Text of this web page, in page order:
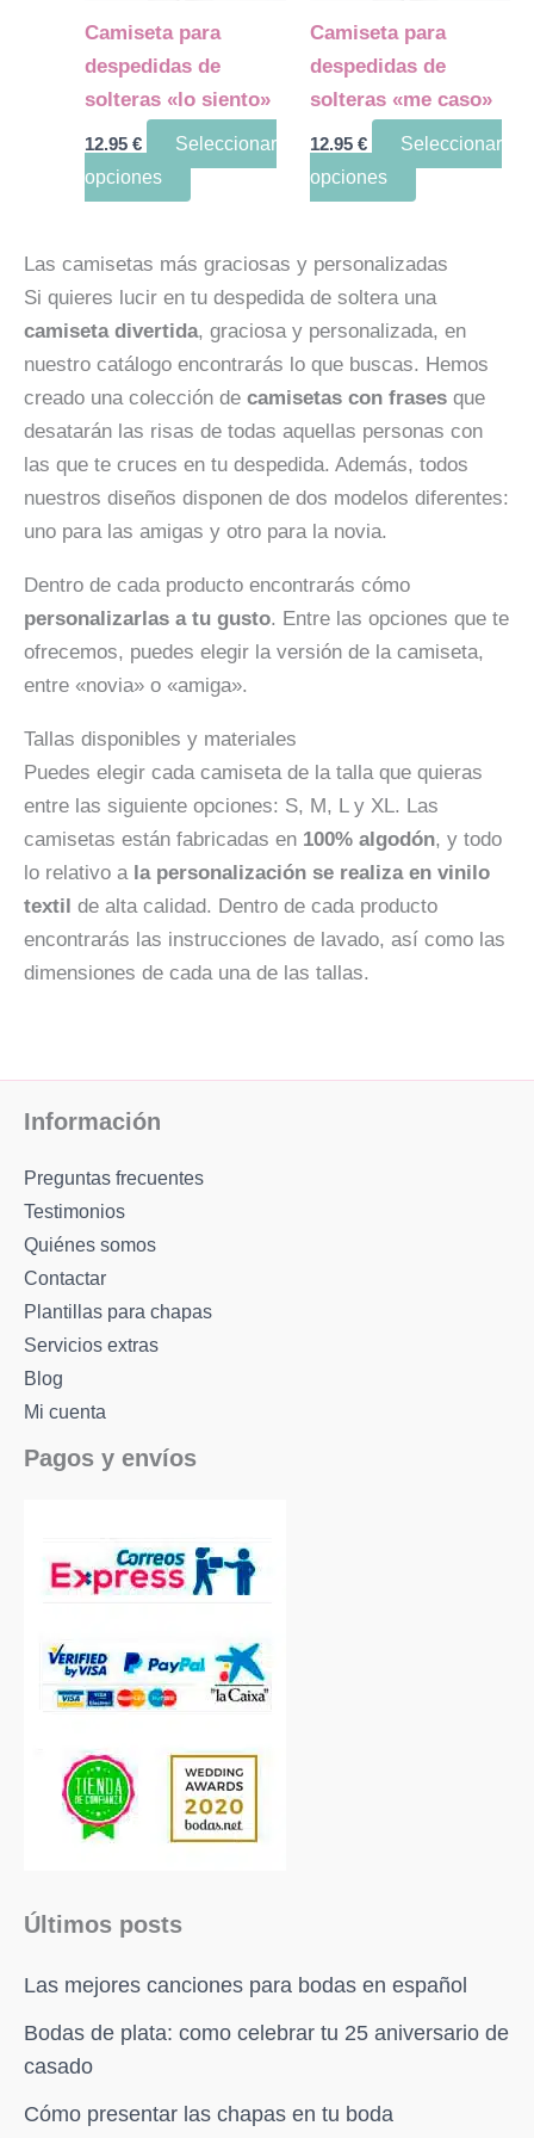
Camiseta para
despedidas de
solteras «lo siento»
12.95 €
Seleccionar
opciones
elegir
en
producto
Camiseta para
despedidas de
solteras «me caso»
12.95 €
Seleccionar
opciones
elegir
en
Las camisetas más graciosas y personalizadas
Si quieres lucir en tu despedida de soltera una
camiseta divertida, graciosa y personalizada, en
nuestro catálogo encontrarás lo que buscas. Hemos
creado una colección de camisetas con frases que
desatarán las risas de todas aquellas personas con
las que te cruces en tu despedida. Además, todos
nuestros diseños disponen de dos modelos diferentes:
uno para las amigas y otro para la novia.
Dentro de cada producto encontrarás cómo
personalizarlas a tu gusto. Entre las opciones que te
ofrecemos, puedes elegir la versión de la camiseta,
entre «novia» o «amiga».
Tallas disponibles y materiales
Puedes elegir cada camiseta de la talla que quieras
entre las siguiente opciones: S, M, L y XL. Las
camisetas están fabricadas en 100% algodón, y todo
lo relativo a la personalización se realiza en vinilo
textil de alta calidad. Dentro de cada producto
encontrarás las instrucciones de lavado, así como las
dimensiones de cada una de las tallas.
Información
Preguntas frecuentes
Testimonios
Quiénes somos
Contactar
Plantillas para chapas
Servicios extras
Blog
Mi cuenta
Pagos y envíos
Últimos posts
Las mejores canciones para bodas en español
Bodas de plata: como celebrar tu 25 aniversario de
casado
Cómo presentar las chapas en tu boda